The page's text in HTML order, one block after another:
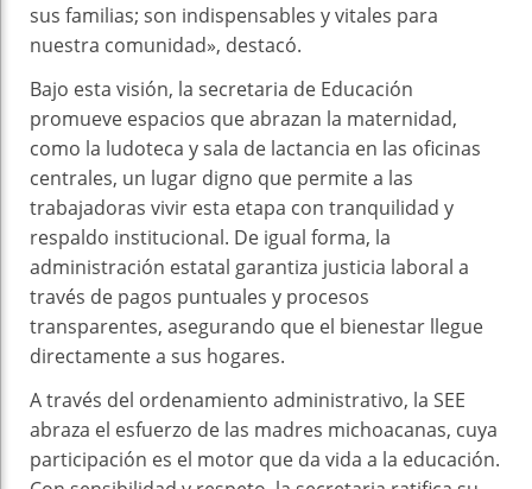
sus familias; son indispensables y vitales para
nuestra comunidad», destacó.
Bajo esta visión, la secretaria de Educación
promueve espacios que abrazan la maternidad,
como la ludoteca y sala de lactancia en las oficinas
centrales, un lugar digno que permite a las
trabajadoras vivir esta etapa con tranquilidad y
respaldo institucional. De igual forma, la
administración estatal garantiza justicia laboral a
través de pagos puntuales y procesos
transparentes, asegurando que el bienestar llegue
directamente a sus hogares.
A través del ordenamiento administrativo, la SEE
abraza el esfuerzo de las madres michoacanas, cuya
participación es el motor que da vida a la educación.